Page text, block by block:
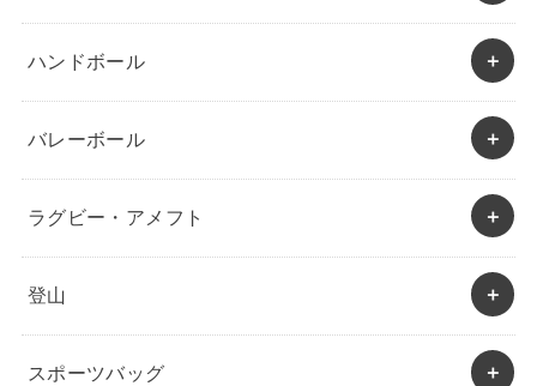
ハンドボール
バレーボール
ラグビー・アメフト
登山
スポーツバッグ